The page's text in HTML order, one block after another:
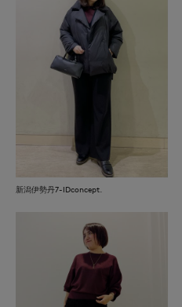
新潟伊勢丹7-IDconcept.